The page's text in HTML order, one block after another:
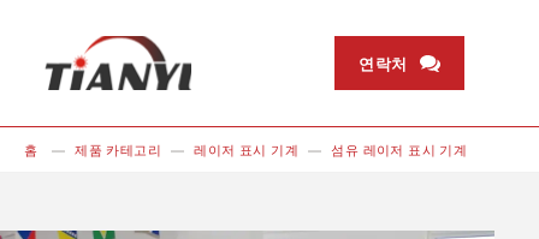
연락처
홈 제품 카테고리 레이저 표시 기계 섬유 레이저 표시 기계